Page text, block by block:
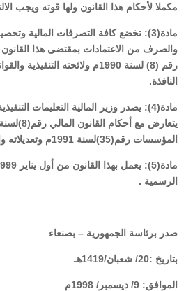
مكملا لأحكام هذا القانون ولها قوته ويجب
مادة(3): تخضع كافة التصرفات المالية
والصرف من الاعتمادات بمقتضى هذا القانون
رقم (8)
لسنة 1990م ولائحته التنفيذية
النافذة.
مادة(4): يصدر وزير المالية التعليمات
المؤسسات رقم(35)لسنة 1991م وتعديلاته والقوانين الأخرى النافذة
الرسمية .
صدر برئاسة الجمهورية – بصنعاء
بتاريخ :20/ شعبان/1419هـ
الموافق: 9/ ديسمبر/ 1998م